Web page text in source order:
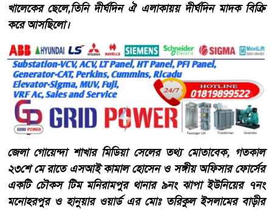
খালেকের ছেলে,তিনি দীর্ঘদিন ঐ এলাকায়য় দীর্ঘদিন মাদক বিক্রি
করে আসছিলো।
জেলা গোয়েন্দা শাখার মিডিয়া সেলের তথ্য মোতাবেক, গতকাল
২৩শে মে রাতে এসআই কামাল হোসেন ও সঙ্গীয় অফিসার ফোর্সের
একটি চৌকস টিম মনিরামপুর থানার ৯নং ঝাপা ইউনিয়ের ৭নং
মনোহরপুর ও হানুয়ার ওয়ার্ড এর মোঃ তরিকুল ইসলামের বাড়ীর